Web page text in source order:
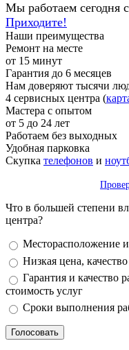
Мы работаем сегодня
Приходите!
Наши преимущества
Ремонт на месте
от 15 минут
Гарантия до 6 месяцев
Нам доверяют тысячи
4 сервисных центра (
Мастера с опытом
от 5 до 24 лет
Работаем без выходных
Удобная парковка
Скупка телефонов и
Что в большей степени
центра?
Варианты
Месторасположение
Низкая цена,
Гарантия и качество
стоимость услуг
Сроки выполнения